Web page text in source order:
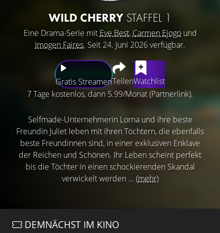
WILD CHERRY STAFFEL 1
Eine Drama-Serie mit Eve Best, Carmen Ejogound
Imogen Faires. Seit 24. Juni 2026 verfügbar.
Gratis StreamenTeilenWatchlist
7 Tage kostenlos, dann 5.99/Monat (Partnerlink).
Selfmade-Unternehmerin Lorna und ihre beste
Freundin Juliet leben mit ihren Töchtern, die ebenfalls
beste Freundinnen sind, in einer exklusiven Enklave
der Reichen und Schönen. Ihr Leben scheint perfekt
bis die Töchter in einen schockierenden Skandal
verwickelt werden ... (mehr)
DEMNÄCHST IM KINO